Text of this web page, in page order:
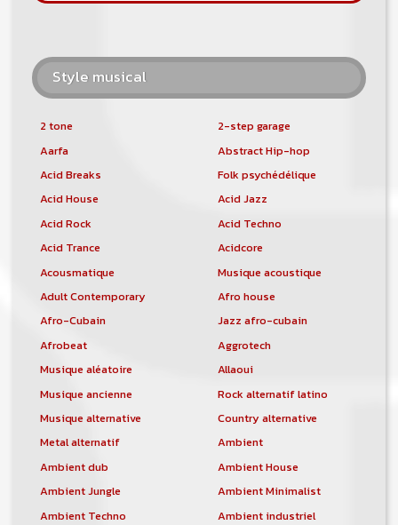
Style musical
2 tone
2-step garage
Aarfa
Abstract Hip-hop
Acid Breaks
Folk psychédélique
Acid House
Acid Jazz
Acid Rock
Acid Techno
Acid Trance
Acidcore
Acousmatique
Musique acoustique
Adult Contemporary
Afro house
Afro-Cubain
Jazz afro-cubain
Afrobeat
Aggrotech
Musique aléatoire
Allaoui
Musique ancienne
Rock alternatif latino
Musique alternative
Country alternative
Metal alternatif
Ambient
Ambient dub
Ambient House
Ambient Jungle
Ambient Minimalist
Ambient Techno
Ambient industriel